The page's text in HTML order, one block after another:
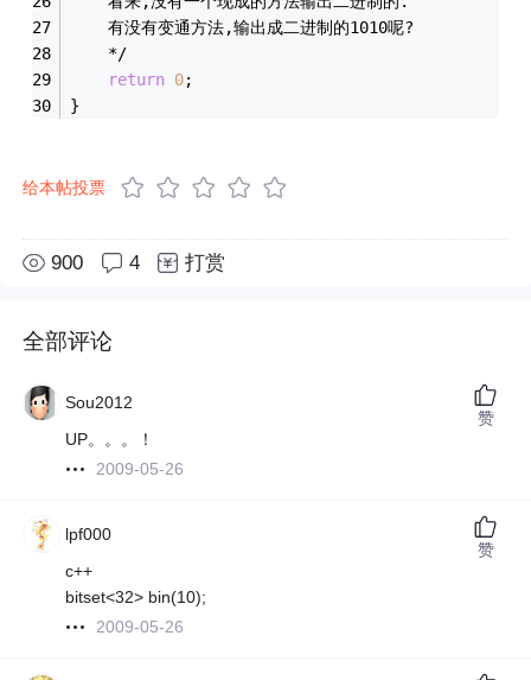
	有没有变通方法,输出成二进制的1010呢?
	*/
return 0;
}
给本帖投票
900 4 打赏
全部评论
Sou2012
UP。。。！
2009-05-26
赞
lpf000
c++
bitset<32> bin(10);
2009-05-26
赞